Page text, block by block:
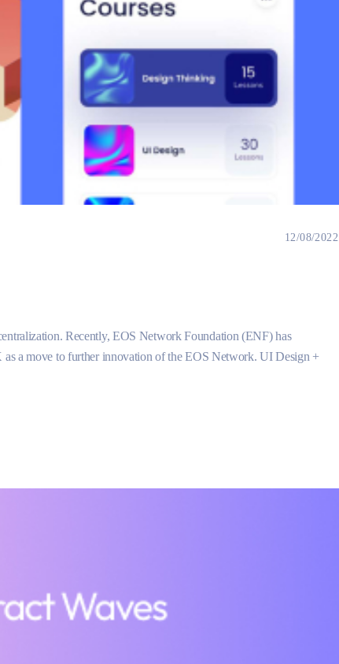
12/08/2022
Recently, EOS Network Foundation (ENF) has
a move to further innovation of the EOS Network. UI Design +